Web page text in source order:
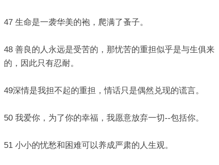
47 生命是一袭华美的袍，爬满了蚤子。
48 善良的人永远是受苦的，那忧苦的重担似乎是与生俱来
的，因此只有忍耐。
49深情是我担不起的重担，情话只是偶然兑现的谎言。
50 我爱你，为了你的幸福，我愿意放弃一切--包括你。
51 小小的忧愁和困难可以养成严肃的人生观。